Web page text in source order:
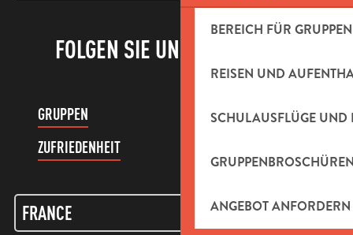
BEREICH FÜR GRUPPEN
REISEN UND
SCHULAUSFLÜGE UND
ANGEBOT ANFORDERN
FOLGEN SIE UNS!
GRUPPEN
KUNDENKONTO
ZUFRIEDENHEIT